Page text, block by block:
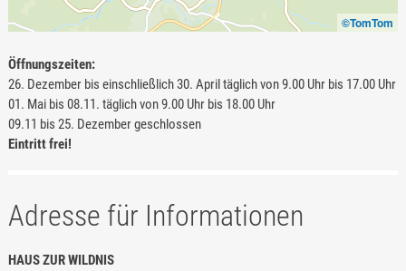
©TomTom
Öffnungszeiten:
26. Dezember bis einschließlich 30. April täglich von 9.00 Uhr bis 17.00 Uhr
01. Mai bis 08.11. täglich von 9.00 Uhr bis 18.00 Uhr
09.11 bis 25. Dezember geschlossen
Eintritt frei!
Adresse für Informationen
HAUS ZUR WILDNIS